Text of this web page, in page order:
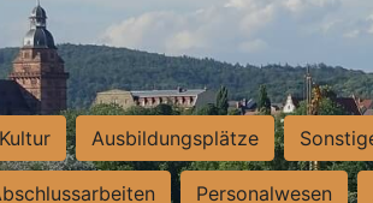
Ausbildungsplätze
Personalwesen